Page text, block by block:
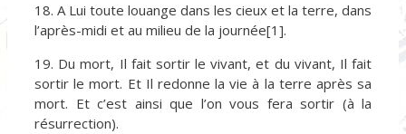
18. A Lui toute louange dans les cieux et la terre, dans
l’après-midi et au milieu de la journée[1].
19. Du mort, Il fait sortir le vivant, et du vivant, Il fait
sortir le mort. Et Il redonne la vie à la terre après sa
mort. Et c’est ainsi que l’on vous fera sortir (à la
résurrection).